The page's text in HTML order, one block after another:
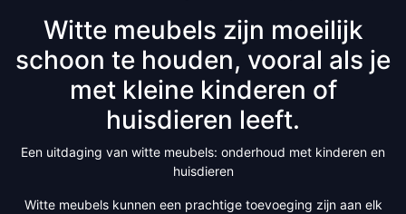
Witte meubels zijn moeilijk
schoon te houden, vooral als je
met kleine kinderen of
huisdieren leeft.
Een uitdaging van witte meubels: onderhoud met kinderen en
huisdieren
Witte meubels kunnen een prachtige toevoeging zijn aan elk